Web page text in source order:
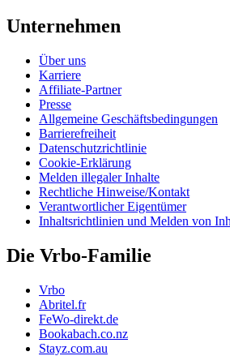
Unternehmen
Über uns
Karriere
Affiliate-Partner
Presse
Allgemeine Geschäftsbedingungen
Barrierefreiheit
Datenschutzrichtlinie
Cookie-Erklärung
Melden illegaler Inhalte
Rechtliche Hinweise/Kontakt
Verantwortlicher Eigentümer
Inhaltsrichtlinien und Melden von
Die Vrbo-Familie
Vrbo
Abritel.fr
FeWo-direkt.de
Bookabach.co.nz
Stayz.com.au